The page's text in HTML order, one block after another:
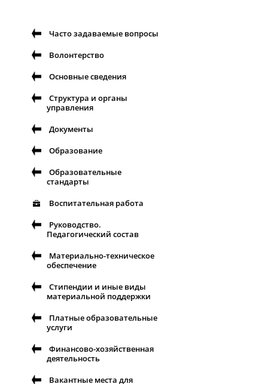
Часто задаваемые вопросы
Волонтерство
Основные сведения
Структура и органы
управления
Документы
Образование
Образовательные
стандарты
Воспитательная работа
Руководство.
Педагогический состав
Материально-техническое
обеспечение
Стипендии и иные виды
материальной поддержки
Платные образовательные
услуги
Финансово-хозяйственная
деятельность
Вакантные места для